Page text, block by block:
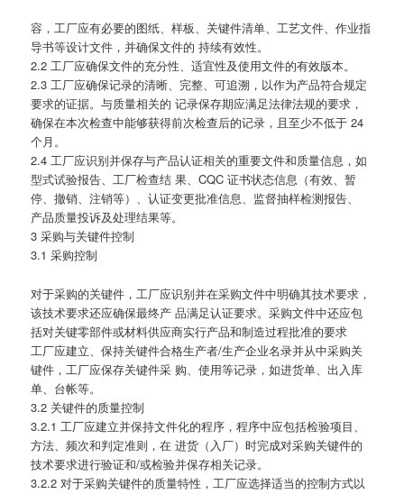
容，工厂应有必要的图纸、样板、关键件清单、工艺文件、作业指
导书等设计文件，并确保文件的 持续有效性。
2.2 工厂应确保文件的充分性、适宜性及使用文件的有效版本。
2.3 工厂应确保记录的清晰、完整、可追溯，以作为产品符合规定
要求的证据。与质量相关的 记录保存期应满足法律法规的要求，
确保在本次检查中能够获得前次检查后的记录，且至少不低于 24
个月。
2.4 工厂应识别并保存与产品认证相关的重要文件和质量信息，如
型式试验报告、工厂检查结 果、CQC 证书状态信息（有效、暂
停、撤销、注销等）、认证变更批准信息、监督抽样检测报告、
产品质量投诉及处理结果等。
3 采购与关键件控制
3.1 采购控制
对于采购的关键件，工厂应识别并在采购文件中明确其技术要求，
该技术要求还应确保最终产 品满足认证要求。采购文件中还应包
括对关键零部件或材料供应商实行产品和制造过程批准的要求
工厂应建立、保持关键件合格生产者/生产企业名录并从中采购关
键件，工厂应保存关键件采 购、使用等记录，如进货单、出入库
单、台帐等。
3.2 关键件的质量控制
3.2.1 工厂应建立并保持文件化的程序，程序中应包括检验项目、
方法、频次和判定准则，在 进货（入厂）时完成对采购关键件的
技术要求进行验证和/或检验并保存相关记录。
3.2.2 对于采购关键件的质量特性，工厂应选择适当的控制方式以